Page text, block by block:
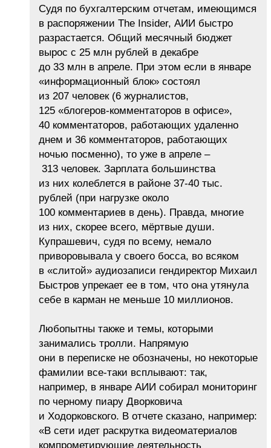
Судя по бухгалтерским отчетам, имеющимся
в распоряжении The Insider, АИИ быстро
разрастается. Общий месячный бюджет
вырос с 25 млн рублей в декабре
до 33 млн в апреле. При этом если в январе
«информационный блок» состоял
из 207 человек (6 журналистов,
125 «блогеров-комментаторов в офисе»,
40 комментаторов, работающих удаленно
днем и 36 комментаторов, работающих
ночью посменно), то уже в апреле –
313 человек. Зарплата большинства
из них колеблется в районе 37-40 тыс.
рублей (при нагрузке около
100 комментариев в день). Правда, многие
из них, скорее всего, мёртвые души.
Купрашевич, судя по всему, немало
приворовывала у своего босса, во всяком
в «слитой» аудиозаписи гендиректор Михаил
Быстров упрекает ее в том, что она утянула
себе в карман не меньше 10 миллионов.
Любопытны также и темы, которыми
занимались тролли. Напрямую
они в переписке не обозначены, но некоторые
фамилии все-таки всплывают: так,
например, в январе АИИ собирал мониторинг
по черному пиару Дворковича
и Ходорковского. В отчете сказано, например:
«В сети идет раскрутка видеоматериалов
компрометирующие деятельность